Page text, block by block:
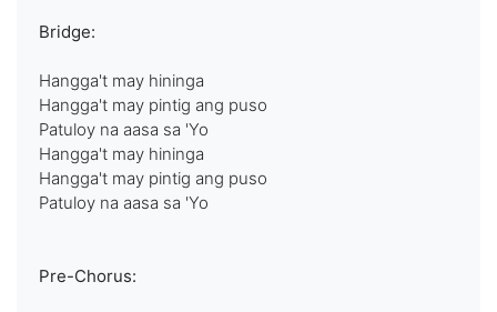
Bridge:
Hangga't may hininga
Hangga't may pintig ang puso
Patuloy na aasa sa 'Yo
Hangga't may hininga
Hangga't may pintig ang puso
Patuloy na aasa sa 'Yo
Pre-Chorus: